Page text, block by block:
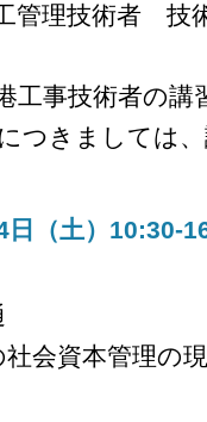
管理技術者 技
工事技術者の
つきましては
日（土）
会資本管理